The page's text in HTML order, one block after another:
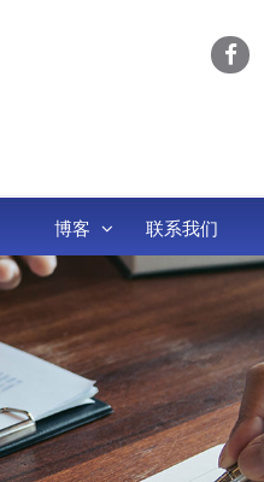
博客 联系我们